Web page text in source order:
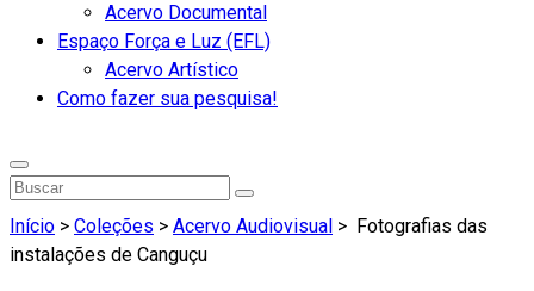
Acervo Documental
Espaço Força e Luz (EFL)
Acervo Artístico
Como fazer sua pesquisa!
Início > Coleções > Acervo Audiovisual > Fotografias das
instalações de Canguçu